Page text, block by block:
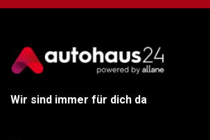
Wir sind immer für dich da